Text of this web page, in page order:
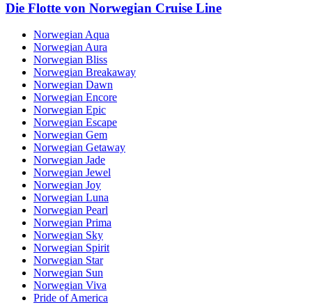
Die Flotte von Norwegian Cruise Line
Norwegian Aqua
Norwegian Aura
Norwegian Bliss
Norwegian Breakaway
Norwegian Dawn
Norwegian Encore
Norwegian Epic
Norwegian Escape
Norwegian Gem
Norwegian Getaway
Norwegian Jade
Norwegian Jewel
Norwegian Joy
Norwegian Luna
Norwegian Pearl
Norwegian Prima
Norwegian Sky
Norwegian Spirit
Norwegian Star
Norwegian Sun
Norwegian Viva
Pride of America